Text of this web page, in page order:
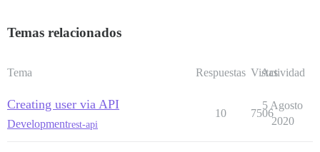
Temas relacionados
Tema Respuestas Vistas
Actividad
Creating user via API
Developmentrest-api
10 7506
5 Agosto
2020